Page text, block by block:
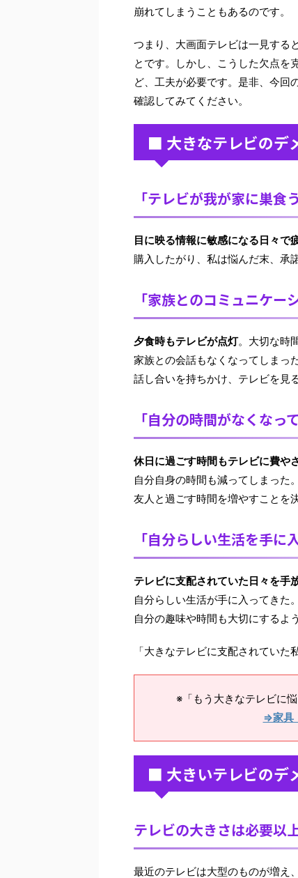
崩れてしまうこともあるのです。
つまり、大画面テレビは一見する
とです。しかし、こうした欠点を
ど、工夫が必要です。是非、今回
確認してみてください。
■ 大きなテレビのデ
「テレビが我が家に巣食
目に映る情報に敏感になる日々で
購入したがり、私は悩んだ末、承
「家族とのコミュニケー
夕食時もテレビが点灯。大切な時
家族との会話もなくなってしまっ
話し合いを持ちかけ、テレビを見
「自分の時間がなくなっ
休日に過ごす時間もテレビに費や
自分自身の時間も減ってしまった
友人と過ごす時間を増やすことを
「自分らしい生活を手に
テレビに支配されていた日々を手放
自分らしい生活が手に入ってきた
自分の趣味や時間も大切にするよ
「大きなテレビに支配されていた
※「もう大きなテレビに
⇒家具
■ 大きいテレビのデ
テレビの大きさは必要以
最近のテレビは大型のものが増え